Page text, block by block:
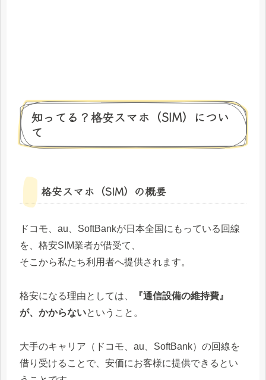
知ってる？格安スマホ（SIM）につい
て
格安スマホ（SIM）の概要
ドコモ、au、SoftBankが日本全国にもっている回線
を、格安SIM業者が借受て、
そこから私たち利用者へ提供されます。
格安になる理由としては、
『通信設備の維持費』
が、かからないということ。
大手のキャリア（ドコモ、au、SoftBank）の回線を
借り受けることで、安価にお客様に提供できるとい